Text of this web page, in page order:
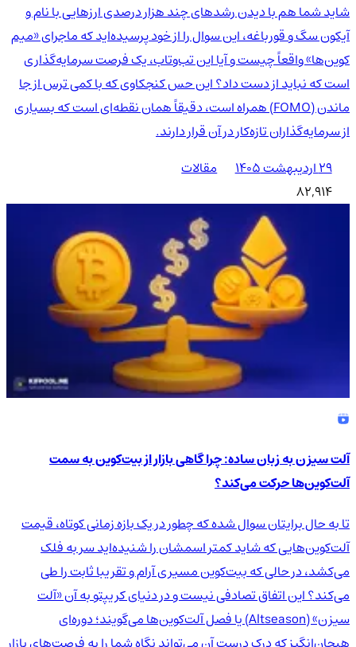
شاید شما هم با دیدن رشدهای چند هزار درصدی ارزهایی با نام و
آیکون سگ و قورباغه، این سوال را از خود پرسیده‌اید که ماجرای «میم
کوین‌ها» واقعاً چیست و آیا این تب‌وتاب، یک فرصت سرمایه‌گذاری
است که نباید از دست داد؟ این حس کنجکاوی که با کمی ترس از جا
ماندن (FOMO) همراه است، دقیقاً همان نقطه‌ای است که بسیاری
از سرمایه‌گذاران تازه‌کار در آن قرار دارند.
۲۹ اردیبهشت ۱۴۰۵
مقالات
82,914
آلت سیزن به زبان ساده: چرا گاهی بازار از بیت‌کوین به سمت
آلت‌کوین‌ها حرکت می‌کند؟
تا به حال برایتان سوال شده که چطور در یک بازه زمانی کوتاه، قیمت
آلت‌کوین‌هایی که شاید کمتر اسمشان را شنیده‌اید سر به فلک
می‌کشد، در حالی که بیت‌کوین مسیری آرام و تقریبا ثابت را طی
می‌کند؟ این اتفاق تصادفی نیست و در دنیای کریپتو به آن «آلت
سیزن» (Altseason) یا فصل آلت‌کوین‌ها می‌گویند؛ دوره‌ای